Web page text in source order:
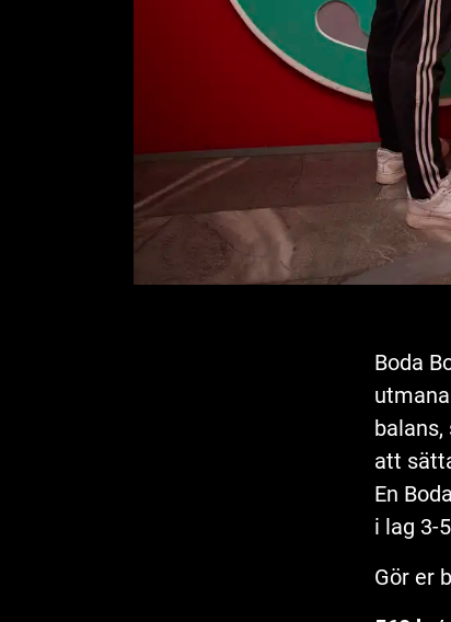
Boda
att
En
i lag 3-
Gör er